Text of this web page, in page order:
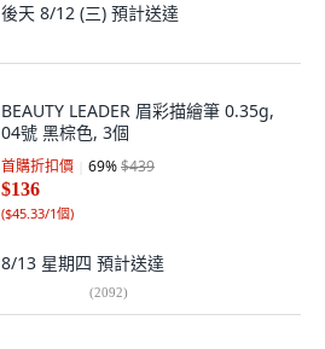
後天 8/12 (三) 預計送達
BEAUTY LEADER 眉彩描繪筆 0.35g,
04號 黑棕色, 3個
首購折扣價 69%$439
$136
($45.33/1個)
8/13 星期四 預計送達
(2092)